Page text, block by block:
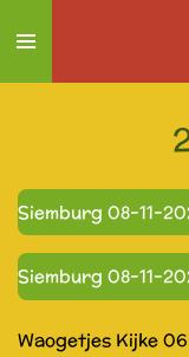
direct
naar
Siemburg 08-11-
Siemburg 08-11-
Waogetjes Kijke